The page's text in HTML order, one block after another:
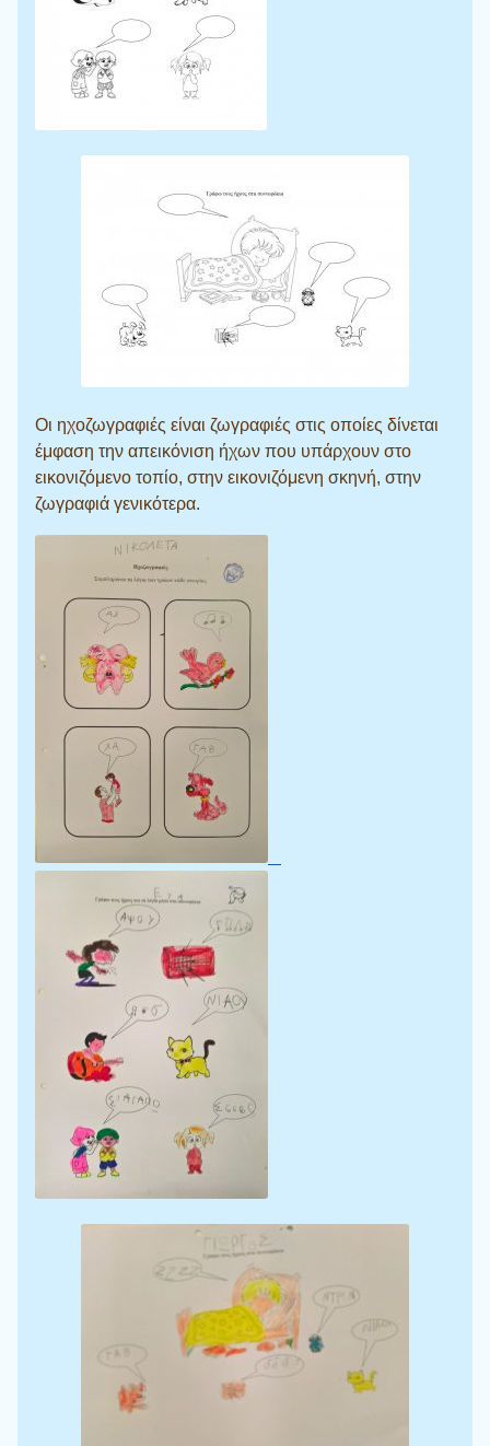
Οι ηχοζωγραφιές είναι ζωγραφιές στις οποίες δίνεται
έμφαση την απεικόνιση ήχων που υπάρχουν στο
εικονιζόμενο τοπίο, στην εικονιζόμενη σκηνή, στην
ζωγραφιά γενικότερα.